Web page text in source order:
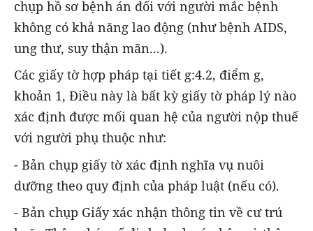
chụp hồ sơ bệnh án đối với người mắc bệnh
không có khả năng lao động (như bệnh AIDS,
ung thư, suy thận mãn...).
Các giấy tờ hợp pháp tại tiết g:4.2, điểm g,
khoản 1, Điều này là bất kỳ giấy tờ pháp lý nào
xác định được mối quan hệ của người nộp thuế
với người phụ thuộc như:
- Bản chụp giấy tờ xác định nghĩa vụ nuôi
dưỡng theo quy định của pháp luật (nếu có).
- Bản chụp Giấy xác nhận thông tin về cư trú